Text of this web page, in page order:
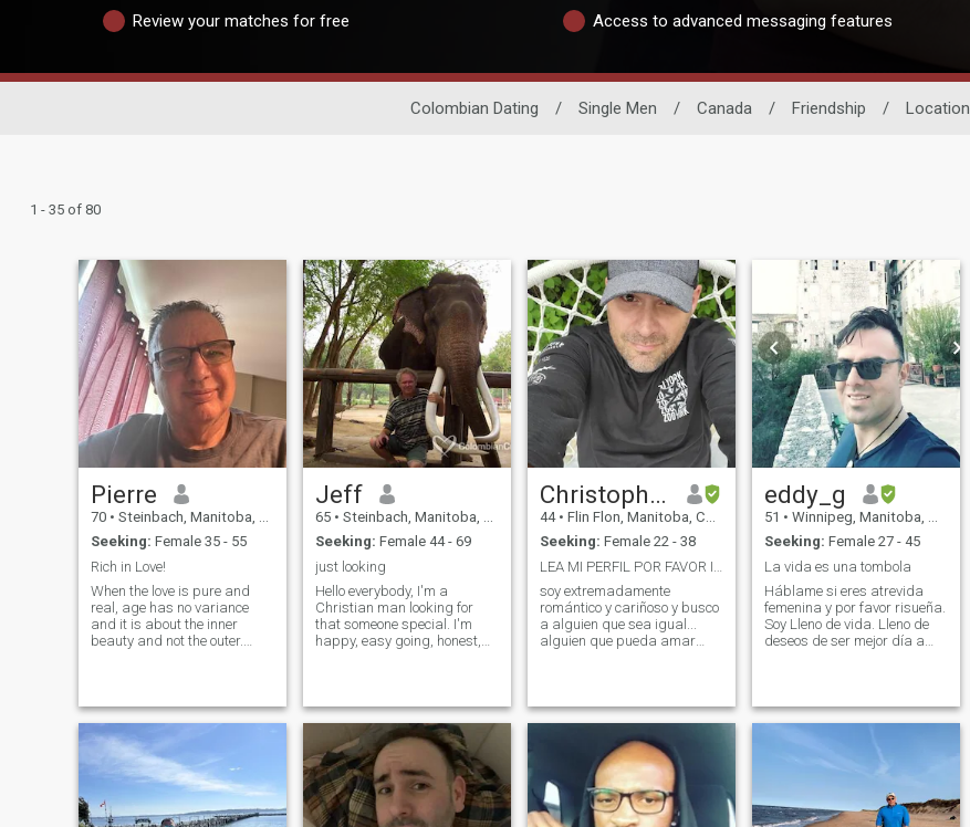
Review your matches for free Access to advanced messaging features
Colombian Dating / Single Men / Canada / Friendship / Location
1 - 35 of 80
Pierre
70 • Steinbach, Manitoba, Canada
Seeking: Female 35 - 55
Rich in Love!
When the love is pure and
real, age has no variance
and it is about the inner
beauty and not the outer.
need to, you will always know
my emotions in my heart, diff
Jeff
65 • Steinbach, Manitoba, Canada
Seeking: Female 44 - 69
just looking
Hello everybody, I'm a
Christian man looking for
that someone special. I'm
happy, easy going, honest,
coffee and I love kids. I speak
a little Spanish but hoping to
learn more.
Christopher
44 • Flin Flon, Manitoba, Canada
Seeking: Female 22 - 38
soy extremadamente
romántico y cariñoso y busco
a alguien que sea igual...
alguien que pueda amar
alguien para ser un mejor
amigo y compartir todas las
cosas juntos y que me
encuentre en persona para
que pueda mostrarme la
belleza de colombia y
mostrarle mi pais canada!!
No engaño ni golpeo a una
eddy_g
51 • Winnipeg, Manitoba, Canada
Seeking: Female 27 - 45
La vida es una tombola
Háblame si eres atrevida
femenina y por favor risueña.
Soy Lleno de vida. Lleno de
deseos de ser mejor día a
Hablame y conectate , se
quien eres y haz lo que te de
por predileccion, en realidad
mi vida no puede estar sin
crear, sin sentir que he hecho
algo con mi pasion en el dia
a dia. Idealista ? si, es mi